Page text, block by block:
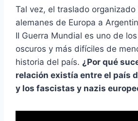
Tal vez, el traslado
alemanes de Europa a
II Guerra Mundial es uno de
oscuros y más difíciles de
historia del país. ¿Por qué
relación existía entre el país
y los fascistas y nazis